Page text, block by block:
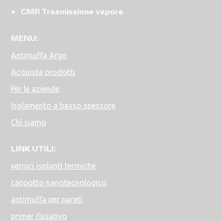
CMR Trasmissione vapore
MENU:
Antimuffa Argo
Acquista prodotti
Per le aziende
Isolamento a basso spessore
Chi siamo
LINK UTILI:
vernici isolanti termiche
cappotto nanotecnologico
antimuffa per pareti
primer fissativo